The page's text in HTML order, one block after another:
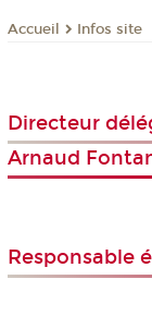
Accueil Infos site
Directeur
Arnaud
Responsable